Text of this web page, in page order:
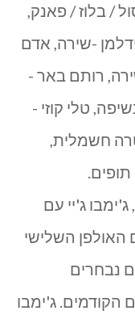
/ בלוז / פאנק,
-שירה, אדם
רותם באר -
טלי קוזי -
חשמלית,
ג'ימבו ג'יי עם
השלישי
נבחרים
הקודמים. ג'ימבו